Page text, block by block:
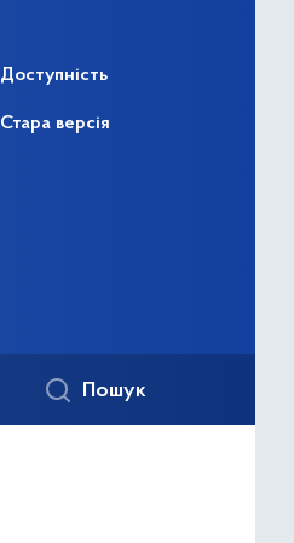
Доступність
Стара версія
Пошук